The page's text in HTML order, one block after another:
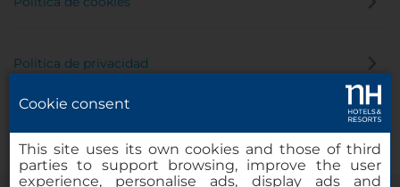
Política de privacidad
Cookie consent
This site uses its own cookies and those of third
parties to support browsing, improve the user
experience, personalise ads, display ads and